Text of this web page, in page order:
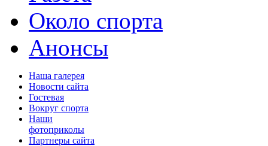
Около спорта
Анонсы
Наша галерея
Новости сайта
Гостевая
Вокруг спорта
Наши
фотоприколы
Партнеры сайта